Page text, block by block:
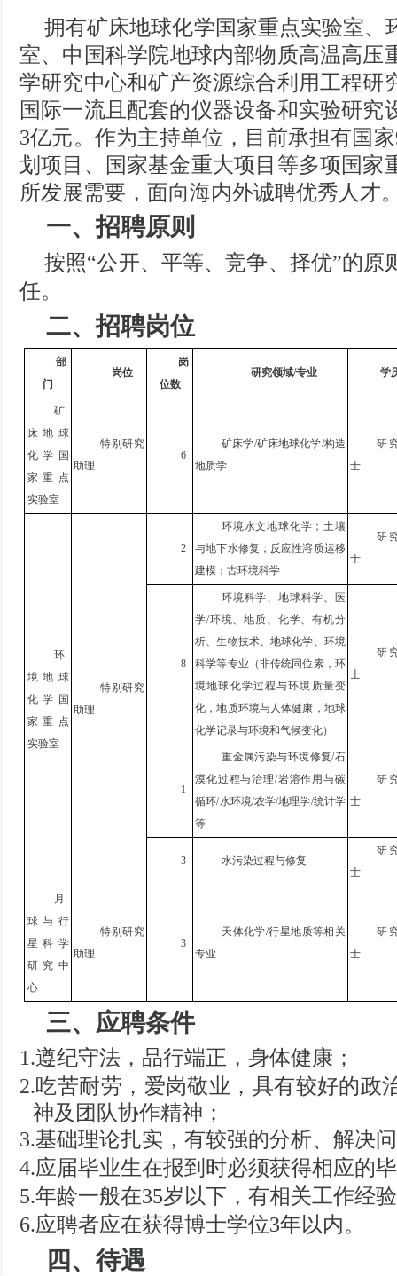
拥有矿床地球化学国家重点实验室、
室、 中国科学院地球内部物质高温高压
学研究中心和矿产资源综合利用工程研
国际一流且配套的仪器设备和实验研究
3亿元。作为主持单位，目前承担有国家
划项目、国家基金重大项目等多项国家
所发展需要，面向海内外诚聘优秀人才
一、招聘原则
按照“公开、平等、竞争、择优”的原
任。
二、招聘岗位
部
门
岗位
岗
位数
研究领域/专业 学
矿
床地球
化学国
家重点
实验室
特别研究
助理
6
矿床学/矿床地球化学/构造
地质学
研
士
环
境地球
化学国
家重点
实验室
特别研究
助理
2
环境水文地球化学；土壤
与地下水修复；反应性溶质运移
建模；古环境科学
研
士
8
环境科学、地球科学、医
学/环境、地质、化学、有机分
析、生物技术、地球化学、环境
科学等专业（非传统同位素，环
境地球化学过程与环境质量变
化，地质环境与人体健康，地球
化学记录与环境和气候变化）
研
士
1
重金属污染与环境修复/石
漠化过程与治理/岩溶作用与碳
循环/水环境/农学/地理学/统计学
等
研
士
3 水污染过程与修复
研
士
月
球与行
星科学
研究中
心
特别研究
助理
3
天体化学/行星地质等相关
专业
研
士
三、应聘条件
1.遵纪守法，品行端正，身体健康；
2.吃苦耐劳，爱岗敬业，具有较好的政
神及团队协作精神；
3.基础理论扎实，有较强的分析、解决
4.应届毕业生在报到时必须获得相应的
5.年龄一般在35岁以下，有相关工作经
6.应聘者应在获得博士学位3年以内。
四、待遇